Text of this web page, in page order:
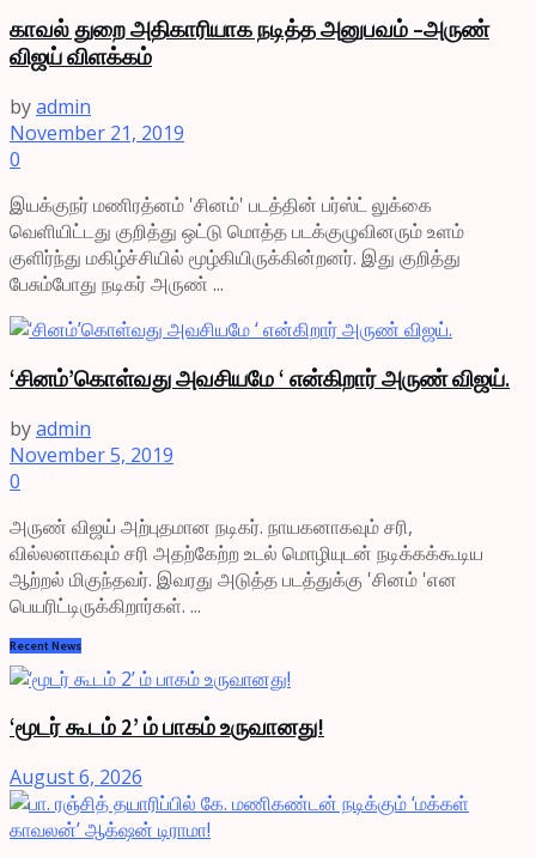
காவல் துறை அதிகாரியாக நடித்த அனுபவம் –அருண்
விஜய் விளக்கம்
byadmin
November 21, 2019
0
இயக்குநர் மணிரத்னம் 'சினம்' படத்தின் பர்ஸ்ட் லுக்கை
வெளியிட்டது குறித்து ஒட்டு மொத்த படக்குழுவினரும் உளம்
குளிர்ந்து மகிழ்ச்சியில் மூழ்கியிருக்கின்றனர். இது குறித்து
பேசும்போது நடிகர் அருண் ...
‘சினம்’கொள்வது அவசியமே ‘ என்கிறார் அருண் விஜய்.
byadmin
November 5, 2019
0
அருண் விஜய் அற்புதமான நடிகர். நாயகனாகவும் சரி,
வில்லனாகவும் சரி அதற்கேற்ற உடல் மொழியுடன் நடிக்கக்கூடிய
ஆற்றல் மிகுந்தவர். இவரது அடுத்த படத்துக்கு 'சினம் 'என
பெயரிட்டிருக்கிறார்கள். ...
Recent News
‘மூடர் கூடம் 2’ ம் பாகம் உருவானது!
August 6, 2026